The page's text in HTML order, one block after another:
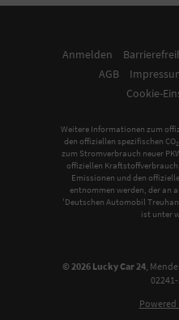
Anmelden
AGB
Cookie-
Weitere Informationen zum
den offiziellen spezifischen CO2
zum Stromverbrauch neuer
offiziellen
Emissionen und den
entnommen werden, der an
'Deutschen Automobil
ist unter
© 2026 Lucky Car 24,
Powered